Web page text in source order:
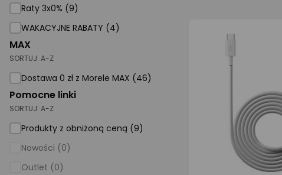
AGD duże
AGD małe
Dom i ogród
Biuro i firma
Sport i turystyka
Supermarket
Raty 3x0% (9)
WAKACYJNE RABATY (4)
MAX
SORTUJ: A-Z
Dostawa 0 zł z Morele MAX (46)
Pomocne linki
SORTUJ: A-Z
Produkty z obniżoną ceną (9)
Nowości (0)
Outlet (0)